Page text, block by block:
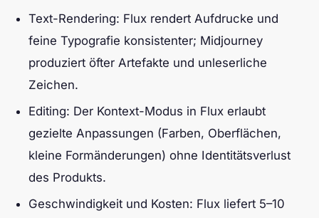
Text-Rendering: Flux rendert Aufdrucke und
feine Typografie konsistenter; Midjourney
produziert öfter Artefakte und unleserliche
Zeichen.
Editing: Der Kontext-Modus in Flux erlaubt
gezielte Anpassungen (Farben, Oberflächen,
kleine Formänderungen) ohne Identitätsverlust
des Produkts.
Geschwindigkeit und Kosten: Flux liefert 5–10